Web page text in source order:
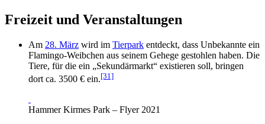
Freizeit und Veranstaltungen
Am 28. März wird im Tierpark entdeckt, dass Unbekannte ein
Flamingo-Weibchen aus seinem Gehege gestohlen haben. Die
Tiere, für die ein „Sekundärmarkt“ existieren soll, bringen
dort ca. 3500 € ein.[31]
Hammer Kirmes Park – Flyer 2021